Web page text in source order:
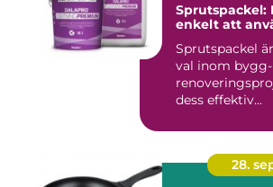
Sprutspackel:
enkelt att
Sprutspackel
val inom
dess effektiv...
28.